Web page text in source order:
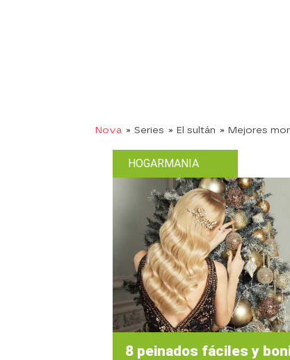
Nova » Series » El sultán » Mejores
HOGARMANIA
8 peinados fáciles y